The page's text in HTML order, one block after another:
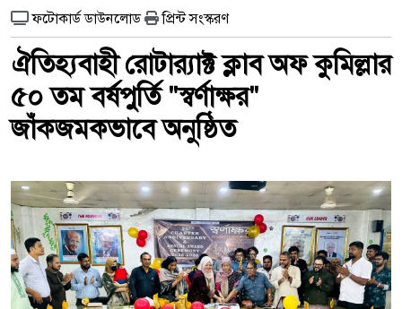
ফটোকার্ড ডাউনলোড
প্রিন্ট সংস্করণ
ঐতিহ্যবাহী রোটার‍্যাক্ট ক্লাব অফ কুমিল্লার
৫০ তম বর্ষপুর্তি "স্বর্ণাক্ষর"
জাঁকজমকভাবে অনুষ্ঠিত